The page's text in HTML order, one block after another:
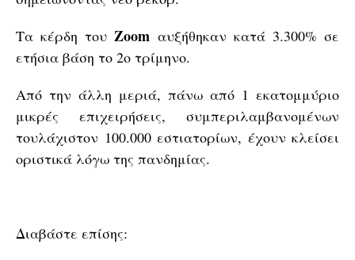
Τα κέρδη τουZoom αυξήθηκαν κατά 3.300% σε
ετήσια βάση το 2ο τρίμηνο.
Από την άλλη μεριά, πάνω από 1 εκατομμύριο
μικρές επιχειρήσεις, συμπεριλαμβανομένων
τουλάχιστον 100.000 εστιατορίων, έχουν κλείσει
οριστικά λόγω της πανδημίας.
Διαβάστε επίσης: